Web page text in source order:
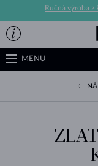
Ručná výroba z
MENU